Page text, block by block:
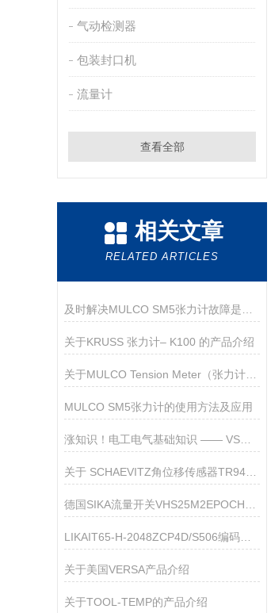
气动检测器
包装封口机
流量计
查看全部
相关文章
RELATED ARTICLES
关于KRUSS 张力计– K100 的产品介绍
关于MULCO Tension Meter（张力计） sm5的介绍
MULCO SM5张力计的使用方法及应用
涨知识！电工电气基础知识 —— VSM-1马牌测量初始张力仪
关于 SCHAEVITZ角位移传感器TR9420A-90-A-ZH
LIKAIT65-H-2048ZCP4D/S506编码器技术参数
关于美国VERSA产品介绍
关于TOOL-TEMP的产品介绍